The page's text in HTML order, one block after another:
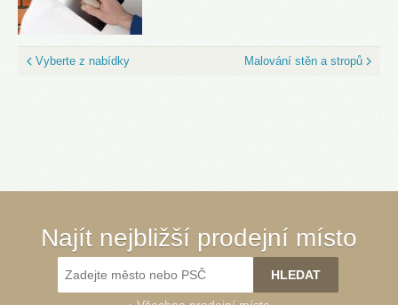
Vyberte z nabídky Malování stěn a stropů
Najít nejbližší prodejní místo